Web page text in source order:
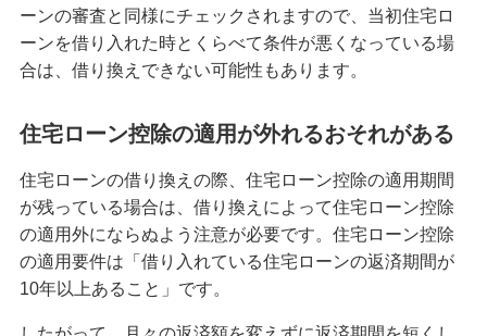
ーンの審査と同様にチェックされますので、当初住宅ロ
ーンを借り入れた時とくらべて条件が悪くなっている場
合は、借り換えできない可能性もあります。
住宅ローン控除の適用が外れるおそれがある
住宅ローンの借り換えの際、住宅ローン控除の適用期間
が残っている場合は、借り換えによって住宅ローン控除
の適用外にならぬよう注意が必要です。住宅ローン控除
の適用要件は「借り入れている住宅ローンの返済期間が
10年以上あること」です。